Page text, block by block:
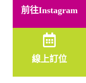
前往Instagram
線上訂位